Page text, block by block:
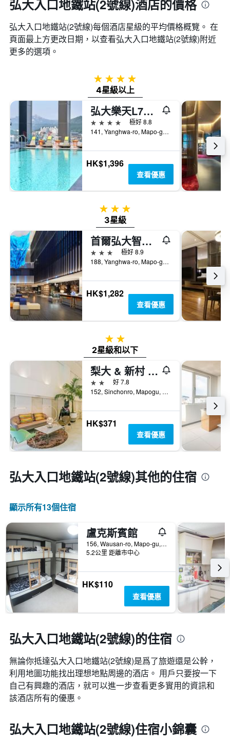
弘大入口地鐵站(2號線)酒店的價格
弘大入口地鐵站(2號線)​每個酒店星級的平均價格概覽。 在
頁面最上方更改日期，以查看弘大入口地鐵站(2號線)​附近
更多的選項。
4星級
4星級以上
弘大樂天L7飯店
4星級
極好 8.8
141, Yanghwa-ro, Mapo-gu, 首爾, 韓國
HK$1,396
查看優惠
3星級
3星級
首爾弘大智選假日飯店
3星級
極好 8.9
188, Yanghwa-ro, Mapo-gu, 首爾, 韓國
HK$1,282
查看優惠
2星級
2星級和以下
梨大 & 新村 H 大道飯店
2星級
好 7.8
152, Sinchonro, Mapogu, 首爾, 韓國
HK$371
查看優惠
弘大入口地鐵站(2號線)​其他的住宿
顯示所有13​個住宿
盧克斯賓館
156, Wausan-ro, Mapo-gu, 首爾, 韓國
5.2公里 距離市中心
HK$110
查看優惠
弘大入口地鐵站(2號線)的住宿
無論你抵達弘大入口地鐵站(2號線)​是爲了旅遊還是公幹，
利用地圖功能找出理想地點周邊的酒店。 用戶只要按一下
自己有興趣的酒店，就可以進一步查看更多實用的資訊和
該酒店所有的優惠。
弘大入口地鐵站(2號線)住宿小錦囊